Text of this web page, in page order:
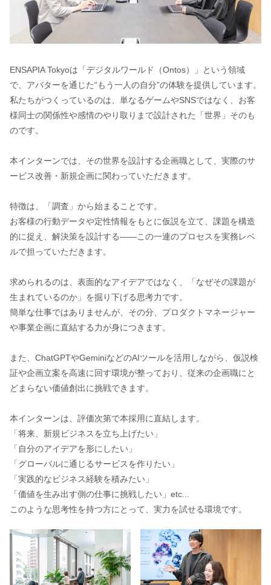
ENSAPIA Tokyoは「デジタルワールド（Ontos）」という領域
で、アバターを通じた“もう一人の自分”の体験を提供しています。
私たちがつくっているのは、単なるゲームやSNSではなく、お客
様同士の関係性や感情のやり取りまで設計された「世界」そのも
のです。
本インターンでは、その世界を設計する企画職として、実際のサ
ービス改善・新規企画に関わっていただきます。
特徴は、「調査」から始まることです。
お客様の行動データや定性情報をもとに仮説を立て、課題を構造
的に捉え、解決策を設計する——この一連のプロセスを実務レベ
ルで担っていただきます。
求められるのは、表面的なアイデアではなく、「なぜその課題が
生まれているのか」を掘り下げる思考力です。
簡単な仕事ではありませんが、その分、プロダクトマネージャー
や事業企画に直結する力が身につきます。
また、ChatGPTやGeminiなどのAIツールを活用しながら、仮説検
証や企画立案を高速に回す環境が整っており、従来の企画職にと
どまらない価値創出に挑戦できます。
本インターンは、評価次第で本採用に直結します。
「将来、新規ビジネスを立ち上げたい」
「自分のアイデアを形にしたい」
「グローバルに通じるサービスを作りたい」
「実践的なビジネス経験を積みたい」
「価値を生み出す側の仕事に挑戦したい」etc...
このような思考性を持つ方にとって、実力を試せる環境です。